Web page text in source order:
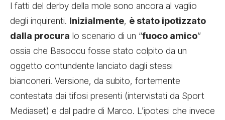
I fatti del derby della mole sono ancora al vaglio
degli inquirenti. Inizialmente, è stato ipotizzato
dalla procura lo scenario di un “fuoco amico”
ossia che Basoccu fosse stato colpito da un
oggetto contundente lanciato dagli stessi
bianconeri. Versione, da subito, fortemente
contestata dai tifosi presenti (intervistati da Sport
Mediaset) e dal padre di Marco. L’ipotesi che invece